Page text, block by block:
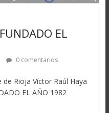
EL
0 comentarios
Rioja Víctor Raúl Haya
EL AÑO 1982